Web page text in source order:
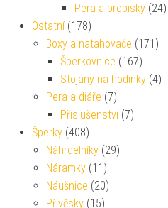
Pera a propisky (24)
Ostatní (178)
Boxy a natahovače (171)
Šperkovnice (167)
Stojany na hodinky (4)
Pera a diáře (7)
Příslušenství (7)
Šperky (408)
Náhrdelníky (29)
Náramky (11)
Náušnice (20)
Přívěsky (15)